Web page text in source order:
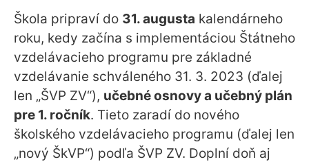
Škola pripraví do 31. augusta kalendárneho
roku, kedy začína s implementáciou Štátneho
vzdelávacieho programu pre základné
vzdelávanie schváleného 31. 3. 2023 (ďalej
len „ŠVP ZV“), učebné osnovy a učebný plán
pre 1. ročník. Tieto zaradí do nového
školského vzdelávacieho programu (ďalej len
„nový ŠkVP“) podľa ŠVP ZV. Doplní doň aj